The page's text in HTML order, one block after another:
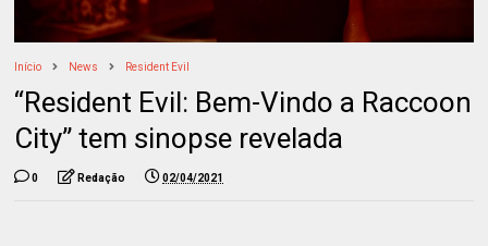
Início News Resident Evil
“Resident Evil: Bem-Vindo a Raccoon
City” tem sinopse revelada
0 Redação 02/04/2021